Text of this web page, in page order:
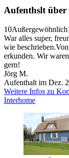
Aufenthslt über
10Außergewöhnlich
War alles super,
wie
erkunden. Wir
gern!
Jörg M.
Aufenthalt im Dez.
Weitere Infos zu
Interhome